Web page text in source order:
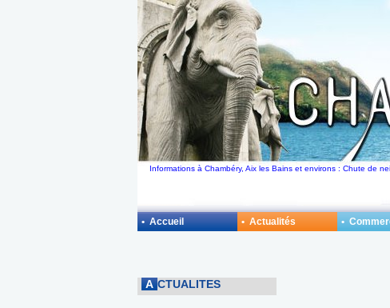
Informations à Chambéry, Aix les Bains et environs : Chute de
A CTUALITES
• Accueil • Actualités •